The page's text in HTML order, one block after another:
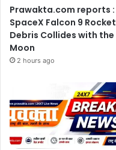
Prawakta.com reports :
SpaceX Falcon 9 Rocket
Debris Collides with the
Moon
2 hours ago